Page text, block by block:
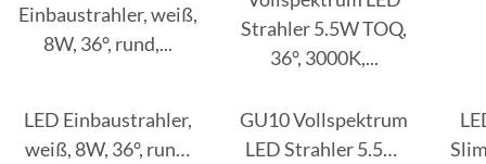
LED Einbaustrahler,
weiß, 8W, 36°, rund,
GU10 Vollspektrum
LED Strahler 5.5W